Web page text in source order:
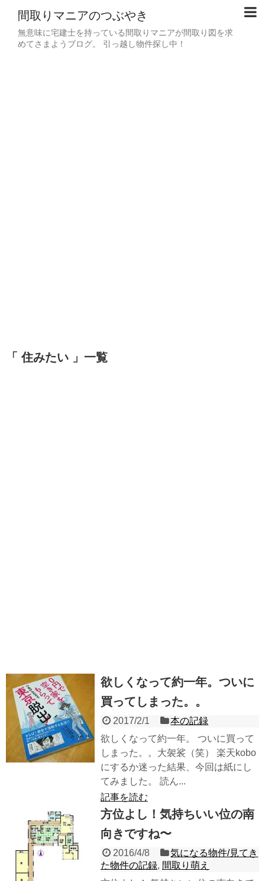
間取りマニアのつぶやき
無意味に宅建士を持っている間取りマニアが間取り図を求
めてさまようブログ。 引っ越し物件探し中！
「 住みたい 」一覧
欲しくなって約一年。ついに
買ってしまった。。
2017/2/1
本の記録
欲しくなって約一年。 ついに買って
しまった。。大袈裟（笑） 楽天kobo
にするか迷った結果、今回は紙にし
てみました。 読ん...
記事を読む
方位よし！気持ちいい位の南
向きですね〜
2016/4/8
気になる物件/見てき
た物件の記録, 間取り萌え